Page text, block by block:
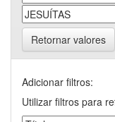
Retornar valores
Adicionar filtros:
Utilizar filtros para